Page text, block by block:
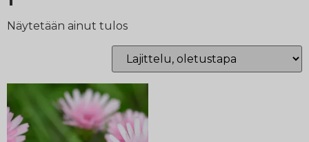
Näytetään ainut tulos